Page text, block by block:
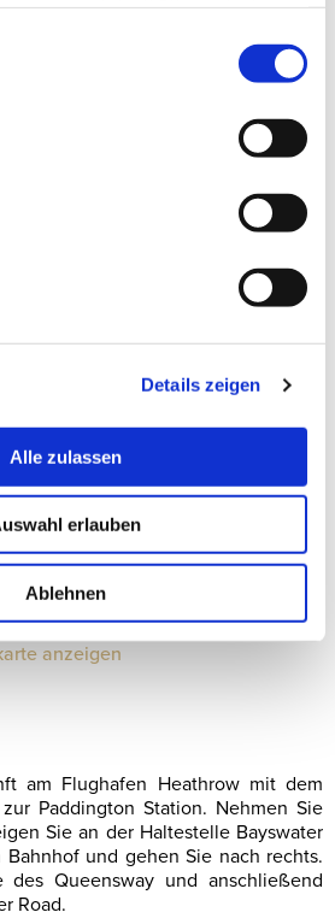
Details zeigen
Alle zulassen
erlauben
Ablehnen
anzeigen
am Flughafen Heathrow mit dem
Paddington Station. Nehmen Sie
Sie an der Haltestelle Bayswater
Bahnhof und gehen Sie nach rechts.
des Queensway und anschließend
Road.